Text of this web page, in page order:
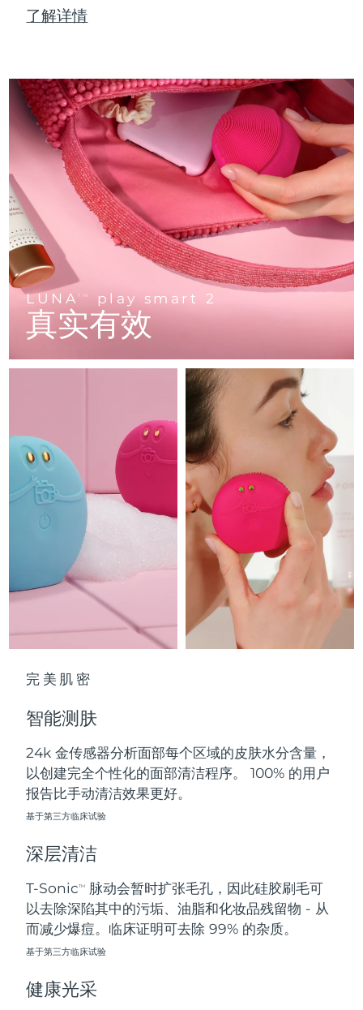
了解详情
LUNATM play smart 2
真实有效
完美肌密
智能测肤
24k 金传感器分析面部每个区域的皮肤水分含量，
以创建完全个性化的面部清洁程序。 100% 的用户
报告比手动清洁效果更好。
基于第三方临床试验
深层清洁
T-SonicTM
脉动会暂时扩张毛孔，因此硅胶刷毛可
以去除深陷其中的污垢、油脂和化妆品残留物 - 从
而减少爆痘。临床证明可去除 99% 的杂质。
基于第三方临床试验
健康光采
Travel-friendly IPL hair removal
PEACH™ Cooling Prep Gel
Cooling IPL hair removal gel
Firming body serum
ESPADA™ 2
Acne treatment device
ESPADA™ Blemish Solution
Concentrated acne gel
ESPADA™ 设备
All acne treatment devices
IRIS™ 2
Rejuvenating eye massager
眼部护肤
Advanced eye care treatment
眼部护理设备
All revitalizing eye massagers
KIWI™ derma
Diamond microdermabrasion .
KIWI™
Blackhead remover
KIWI™ 皮肤护理
Advanced pore care essentials
LUNA™ 4 hair
2-in-1 LED scalp massager
FLIP™ play advanced
LED light hairbrush
LUNA™ Dual-Peptide Scalp
For healthy hair
牙齿美白
NEW
issa™ Teeth Whitening Set
Dual LED + sonic device & 18% PAP gel
issa™ Teeth Whitening Gel
18% PAP
更多的
护肤品 男士
FOREO APP
关于我们
希腊
匈牙利 预计送达日期 09/08/2026
冰岛 预计送达日期10/08/2026
印度尼西亚 预计送达日期 07/08/2026
爱尔兰 预计送达日期 09/08/2026
马恩岛
以色列 预计送达日期13/08/2026
意大利
日本 预计送达日期12/08/2026
预计送达日期 14/08/2026
哈萨克斯坦 预计送达日期 11/08/2026
科威特 预计送达日期09/08/2026
拉脱维亚 预计送达日期 09/08/2026
预计送达日期10/08/2026
立陶宛 预计送达日期 09/08/2026
卢森堡 预计送达日期 09/08/2026
马耳他
墨西哥 预计送达日期13/08/2026
摩纳哥
荷兰
新西兰 预计送达日期09/08/2026
挪威 预计送达日期09/08/2026